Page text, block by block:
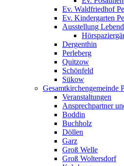
Ev. Waldfriedhof
Ev. Kindergarten
Ausstellung
Dergenthin
Perleberg
Quitzow
Schönfeld
Sükow
Gesamtkirchengemeinde
Veranstaltungen
Ansprechpartner
Boddin
Buchholz
Döllen
Garz
Groß Welle
Groß Woltersdorf